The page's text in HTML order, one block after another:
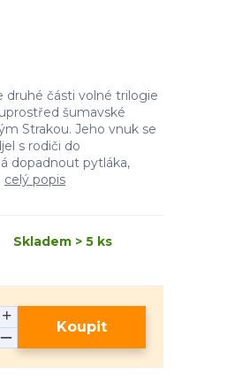
druhé části volné trilogie
šumavské
Strakou. Jeho vnuk se
s rodiči do
dopadnout pytláka,
celý popis
Skladem > 5 ks
Koupit